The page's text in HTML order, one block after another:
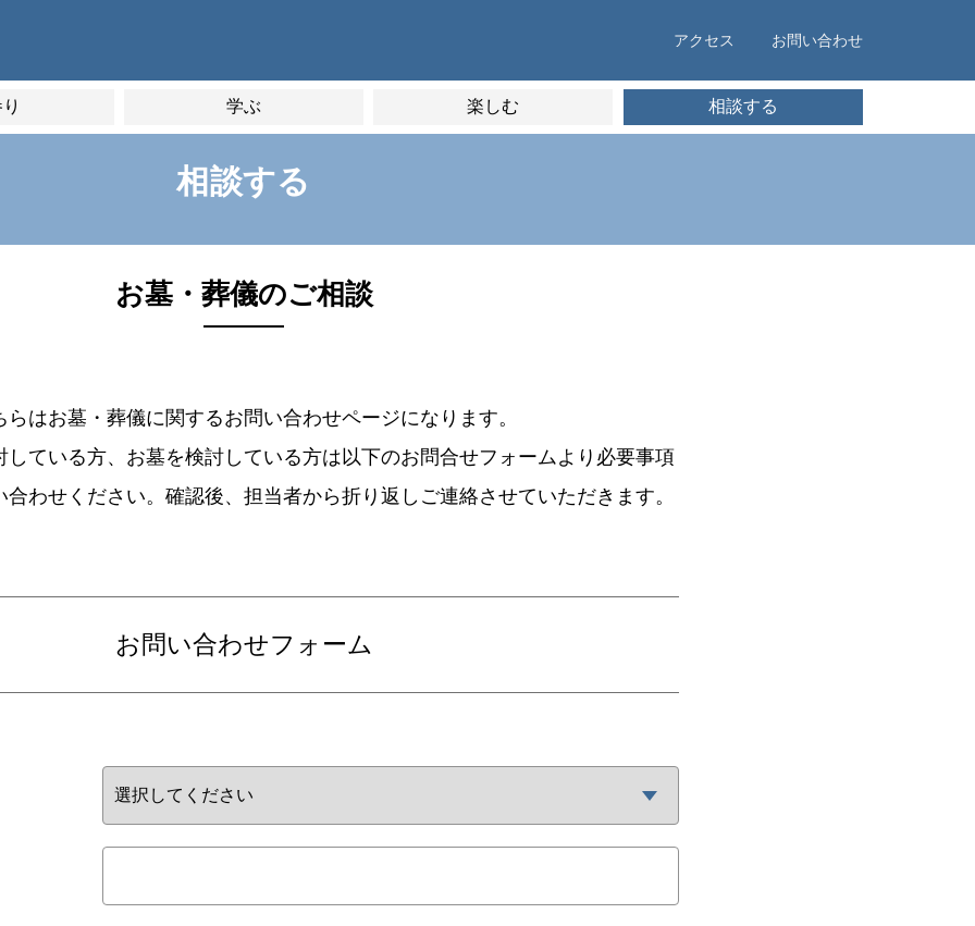
アクセス お問い合わせ
学ぶ 楽しむ 相談する
相談する
お墓・葬儀のご相談
らはお墓・葬儀に関するお問い合わせページになります。
している方、お墓を検討している方は以下のお問合せフォームより必要事項
わせください。確認後、担当者から折り返しご連絡させていただきます。
お問い合わせフォーム